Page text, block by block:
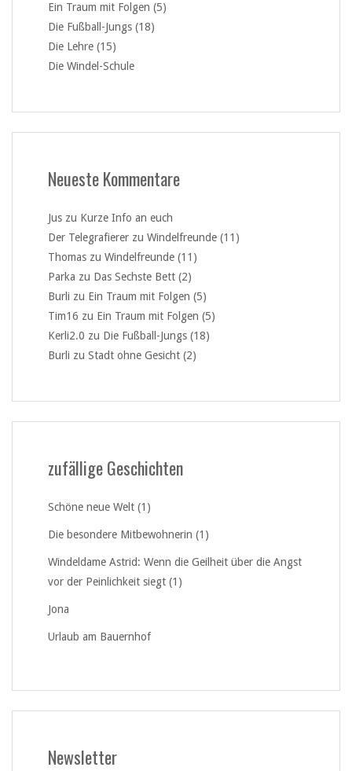
Ein Traum mit Folgen (5)
Die Fußball-Jungs (18)
Die Lehre (15)
Die Windel-Schule
Neueste Kommentare
Jus zu Kurze Info an euch
Der Telegrafierer zu Windelfreunde (11)
Thomas zu Windelfreunde (11)
Parka zu Das Sechste Bett (2)
Burli zu Ein Traum mit Folgen (5)
Tim16 zu Ein Traum mit Folgen (5)
Kerli2.0 zu Die Fußball-Jungs (18)
Burli zu Stadt ohne Gesicht (2)
zufällige Geschichten
Schöne neue Welt (1)
Die besondere Mitbewohnerin (1)
Windeldame Astrid: Wenn die Geilheit über die Angst
vor der Peinlichkeit siegt (1)
Jona
Urlaub am Bauernhof
Newsletter